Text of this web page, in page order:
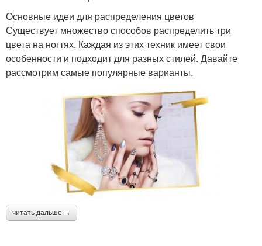
Основные идеи для распределения цветов
Существует множество способов распределить три
цвета на ногтях. Каждая из этих техник имеет свои
особенности и подходит для разных стилей. Давайте
рассмотрим самые популярные варианты.
читать дальше →